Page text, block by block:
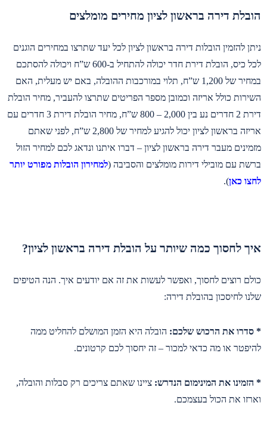
הובלת דירה בראשון לציון מחירים מומלצים
ניתן להזמין הובלות דירה בראשון לציון לכל יעד שתרצו במחירים הוגנים
לכל כיס, הובלת דירת חדר יכולה להתחיל ב-600 ש”ח ויכולה להסתכם
במחיר של 1,200 ש”ח, תלוי במורכבות ההובלה, באם יש מעלית, האם
השירות כולל אריזה וכמובן מספר הפריטים שתרצו להעביר, מחיר הובלת
דירת 2 חדרים נע בין 2,000 – 800 ש”ח, מחיר הובלת דירת 3 חדרים עם
אריזה בראשון לציון יכול להגיע למחיר של 2,800 ש”ח, לפני שאתם
מזמינים מעבר דירה בראשון לציון – דברו איתנו ונדאג לכם למחיר הזול
ברשת עם מובילי דירות מומלצים והסביבה (למחירון הובלות מפורט יותר
לחצו כאן).
איך לחסוך כמה שיותר על הובלת דירה בראשון לציון?
כולם רוצים לחסוך, ואפשר לעשות את זה אם יודעים איך. הנה הטיפים
שלנו לחיסכון בהובלת דירה:
* סדרו את הרכוש שלכם: הובלה היא הזמן המושלם להחליט ממה
להיפטר או מה כדאי למכור – זה יחסוך לכם קרטונים.
* הזמינו את המינימום הנדרש: ציינו שאתם צריכים רק סבלות והובלה,
וארזו את הכול בעצמכם.